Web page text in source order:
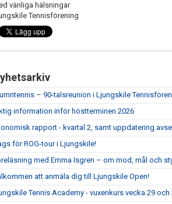
vänliga hälsningar
Tennisförening
– 90-talsreunion i Ljungskile
information inför höstterminen 2026
rapport - kvartal 2, samt uppdatering
för ROG-tour i Ljungskile!
med Emma Isgren – om mod, mål och
att anmäla dig till Ljungskile Open!
Tennis Academy - vuxenkurs vecka 29 och